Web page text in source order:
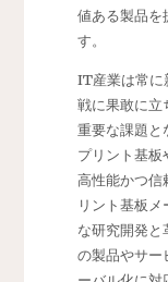
値ある製品を
す。
IT産業は常に
戦に果敢に立
重要な課題と
プリント基板
高性能かつ信
リント基板
な研究開発と
の製品やサー